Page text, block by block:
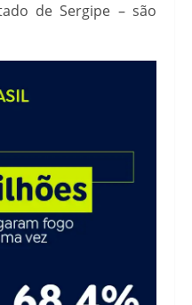
de Sergipe – são